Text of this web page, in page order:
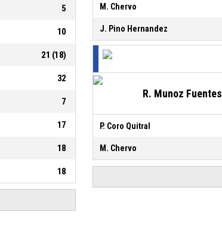
5
10
21 (18)
32
7
17
18
18
M. Chervo
J. Pino Hernandez
R. Munoz Fuentes
P. Coro Quitral
M. Chervo